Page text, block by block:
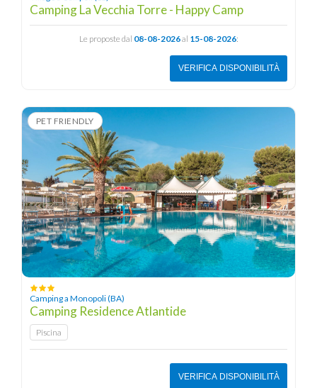
Camping La Vecchia Torre - Happy Camp
Le proposte dal 08-08-2026al 15-08-2026:
VERIFICA DISPONIBILITÀ
PET FRIENDLY
Camping a Monopoli (BA)
Camping Residence Atlantide
Piscina
VERIFICA DISPONIBILITÀ